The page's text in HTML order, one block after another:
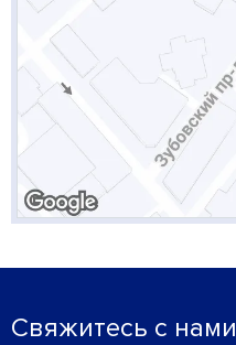
Свяжитесь с нами